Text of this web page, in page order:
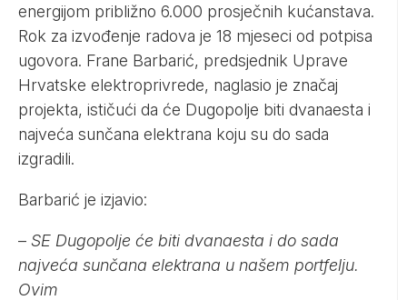
energijom približno 6.000 prosječnih kućanstava.
Rok za izvođenje radova je 18 mjeseci od potpisa
ugovora. Frane Barbarić, predsjednik Uprave
Hrvatske elektroprivrede, naglasio je značaj
projekta, ističući da će Dugopolje biti dvanaesta i
najveća sunčana elektrana koju su do sada
izgradili.
Barbarić je izjavio:
– SE Dugopolje će biti dvanaesta i do sada
najveća sunčana elektrana u našem portfelju.
Ovim